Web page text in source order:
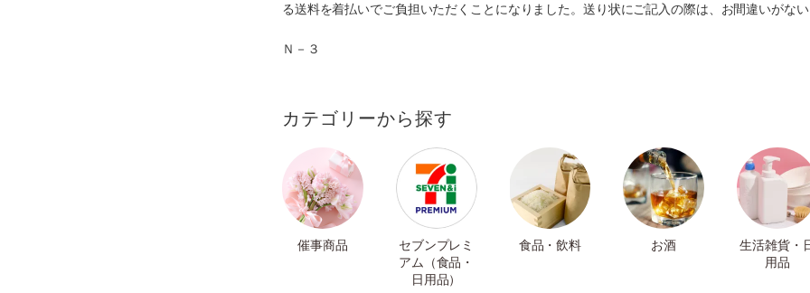
る送料を着払いでご負担いただくことになりました。送り状にご記入の際は、お間違いがな
Ｎ－３
カテゴリーから探す
催事商品
セブンプレミ
アム（食品・
日用品）
食品・飲料 お酒
生活雑貨・
用品